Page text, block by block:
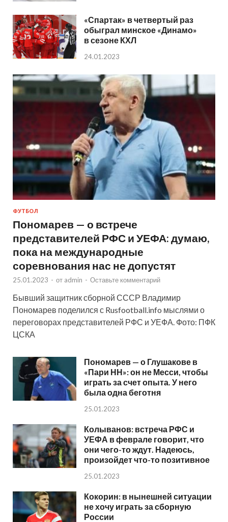
«Спартак» в четвертый раз
обыграл минское «Динамо»
в сезоне КХЛ
24.01.2023
ФУТБОЛ
Пономарев — о встрече
представителей РФС и УЕФА: думаю,
пока на международные
соревнования нас не допустят
25.01.2023 - от admin - Оставьте комментарий
Бывший защитник сборной СССР Владимир
Пономарев поделился с Rusfootball.info мыслями о
переговорах представителей РФС и УЕФА. Фото: ПФК
ЦСКА
Пономарев — о Глушакове в
«Пари НН»: он не Месси, чтобы
играть за счет опыта. У него
была одна беготня
25.01.2023
Колыванов: встреча РФС и
УЕФА в феврале говорит, что
они чего-то ждут. Надеюсь,
произойдет что-то позитивное
25.01.2023
Кокорин: в нынешней ситуации
не хочу играть за сборную
России